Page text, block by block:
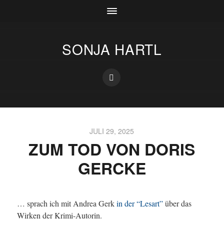
SONJA HARTL
JULI 29, 2025
ZUM TOD VON DORIS
GERCKE
… sprach ich mit Andrea Gerkin der “Lesart”über das
Wirken der Krimi-Autorin.